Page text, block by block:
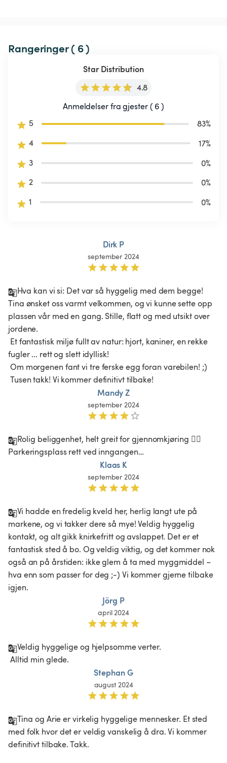
Rangeringer ( 6 )
Star Distribution
4.8
Anmeldelser fra gjester ( 6 )
5
83%
4
17%
3
0%
2
0%
1
0%
Dirk P
september 2024
Hva kan vi si: Det var så hyggelig med dem begge!
Tina ønsket oss varmt velkommen, og vi kunne sette opp
plassen vår med en gang. Stille, flatt og med utsikt over
jordene.
fugler ... rett og slett idyllisk!
Tusen takk! Vi kommer definitivt tilbake!
Mandy Z
september 2024
Rolig beliggenhet, helt greit for gjennomkjøring 👍🏼
Parkeringsplass rett ved inngangen…
Klaas K
september 2024
Vi hadde en fredelig kveld her, herlig langt ute på
markene, og vi takker dere så mye! Veldig hyggelig
kontakt, og alt gikk knirkefritt og avslappet. Det er et
fantastisk sted å bo. Og veldig viktig, og det kommer nok
også an på årstiden: ikke glem å ta med myggmiddel –
hva enn som passer for deg ;-) Vi kommer gjerne tilbake
igjen.
Jörg P
april 2024
Veldig hyggelige og hjelpsomme verter.
Alltid min glede.
Stephan G
august 2024
Tina og Arie er virkelig hyggelige mennesker. Et sted
med folk hvor det er veldig vanskelig å dra. Vi kommer
definitivt tilbake. Takk.